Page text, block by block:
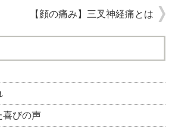
【顔の痛み】三叉神経痛とは
喜びの声